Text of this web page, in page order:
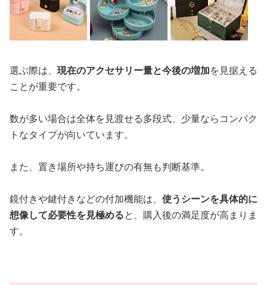
選ぶ際は、 現在のアクセサリー量と今後の増加を見据える
ことが重要です。
数が多い場合は全体を見渡せる多段式、少量ならコンパク
トなタイプが向いています。
また、置き場所や持ち運びの有無も判断基準。
鏡付きや鍵付きなどの付加機能は、 使うシーンを具体的に
想像して必要性を見極めると、購入後の満足度が高まりま
す。